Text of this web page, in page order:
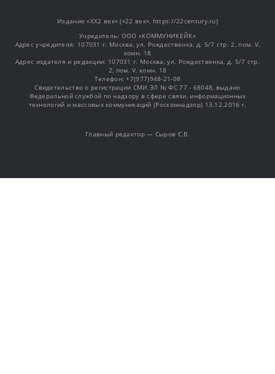
Издание «XX2 век» («22 век», https://22century.ru)
Учредитель: OOO «КОММУНИКЕЙК»
Адрес учредителя: 107031 г. Москва, ул. Рождественка, д. 5/7 стр. 2, пом. V,
комн. 18
Адрес издателя и редакции: 107031 г. Москва, ул. Рождественка, д. 5/7 стр.
2, пом. V, комн. 18
Телефон: +7(977)948-21-08
Свидетельство о регистрации СМИ ЭЛ № ФС 77 - 68048, выдано
Федеральной службой по надзору в сфере связи, информационных
технологий и массовых коммуникаций (Роскомнадзор) 13.12.2016 г.
Главный редактор — Сыров С.В.